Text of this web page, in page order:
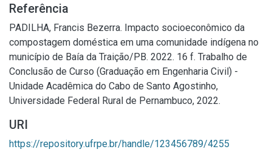
Referência
PADILHA, Francis Bezerra. Impacto socioeconômico da
compostagem doméstica em uma comunidade indígena no
município de Baía da Traição/PB. 2022. 16 f. Trabalho de
Conclusão de Curso (Graduação em Engenharia Civil) -
Unidade Acadêmica do Cabo de Santo Agostinho,
Universidade Federal Rural de Pernambuco, 2022.
URI
https://repository.ufrpe.br/handle/123456789/4255